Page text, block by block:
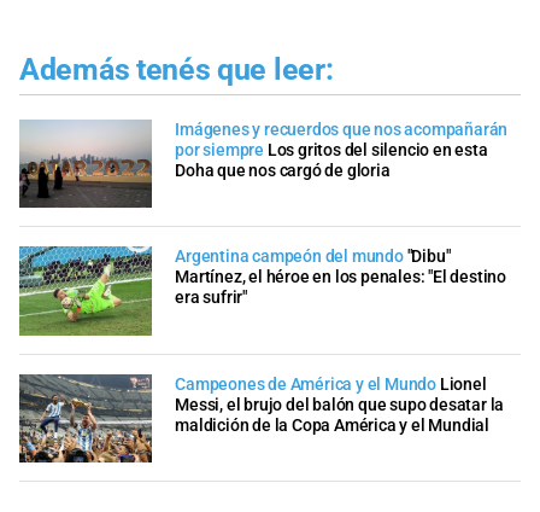
Además tenés que leer:
Imágenes y recuerdos que nos acompañarán
por siempre Los gritos del silencio en esta
Doha que nos cargó de gloria
Argentina campeón del mundo"Dibu"
Martínez, el héroe en los penales: "El destino
era sufrir"
Campeones de América y el Mundo Lionel
Messi, el brujo del balón que supo desatar la
maldición de la Copa América y el Mundial